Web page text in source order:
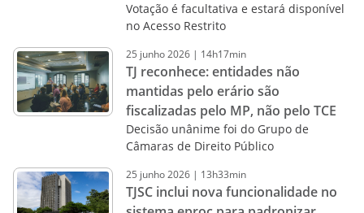
Votação é facultativa e estará disponível
no Acesso Restrito
25 junho2026 | 14h17min
TJ reconhece: entidades não
mantidas pelo erário são
fiscalizadas pelo MP, não pelo TCE
Decisão unânime foi do Grupo de
Câmaras de Direito Público
25 junho2026 | 13h33min
TJSC inclui nova funcionalidade no